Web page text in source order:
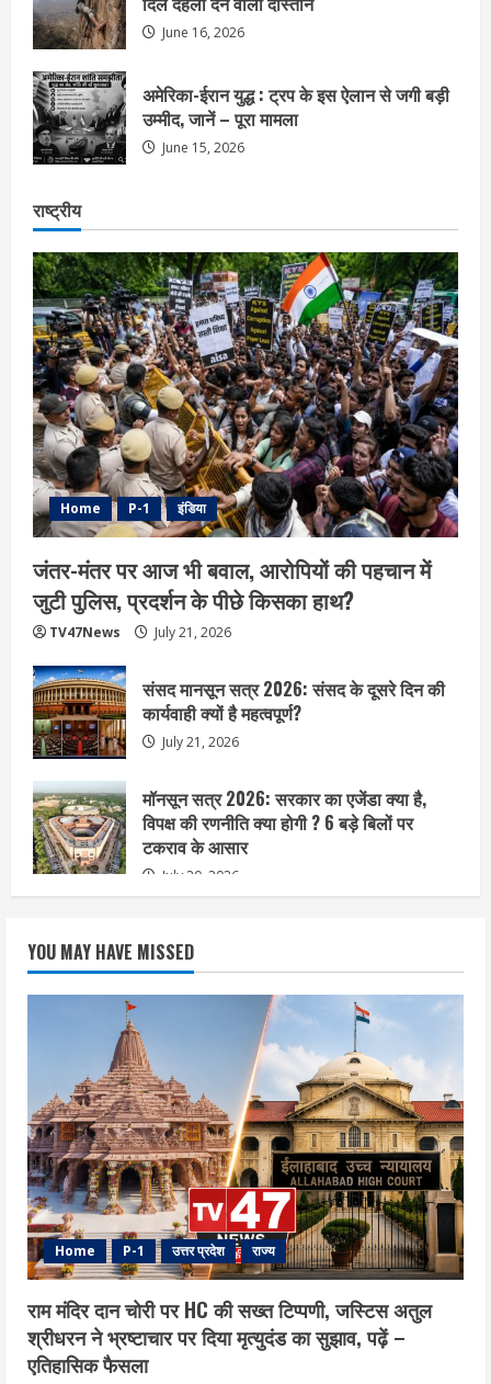
June 16, 2026
अमेरिका-ईरान युद्ध : ट्रप के इस ऐलान से जगी बड़ी
उम्मीद, जानें – पूरा मामला
June 15, 2026
राष्ट्रीय
Home P-1 इंडिया
जंतर-मंतर पर आज भी बवाल, आरोपियों की पहचान में
जुटी पुलिस, प्रदर्शन के पीछे किसका हाथ?
TV47News July 21, 2026
संसद मानसून सत्र 2026: संसद के दूसरे दिन की
कार्यवाही क्यों है महत्वपूर्ण?
July 21, 2026
मॉनसून सत्र 2026: सरकार का एजेंडा क्या है,
विपक्ष की रणनीति क्या होगी ? 6 बड़े बिलों पर
टकराव के आसार
July 20, 2026
YOU MAY HAVE MISSED
Home P-1 उत्तर प्रदेश राज्य
राम मंदिर दान चोरी पर HC की सख्त टिप्पणी, जस्टिस अतुल
श्रीधरन ने भ्रष्टाचार पर द‍िया मृत्युदंड का सुझाव, पढ़ें –
एत‍िहास‍िक फैसला